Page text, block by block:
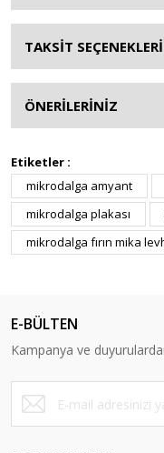
TAKSİT SEÇENEKLERİ
ÖNERİLERİNİZ
Etiketler :
mikrodalga amyant
mikrodalga plakası
mikrodalga fırın mika
E-BÜLTEN
Kampanya ve